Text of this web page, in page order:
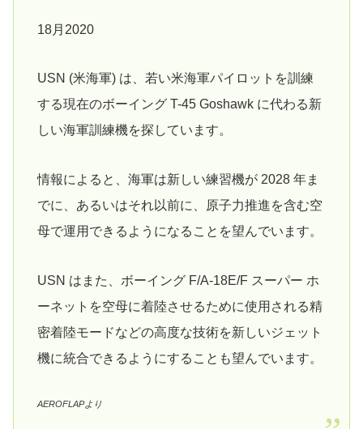
18月2020
USN (米海軍) は、若い米海軍パイロットを訓練
する現在のボーイング T-45 Goshawk に代わる新
しい海軍訓練機を探しています。
情報によると、海軍は新しい練習機が 2028 年ま
でに、あるいはそれ以前に、原子力推進を含む空
母で運用できるようになることを望んでいます。
USN はまた、ボーイング F/A-18E/F スーパー ホ
ーネットを空母に着陸させるために使用される精
密着陸モードなどの高度な技術を新しいジェット
機に統合できるようにすることも望んでいます。
AEROFLAPより